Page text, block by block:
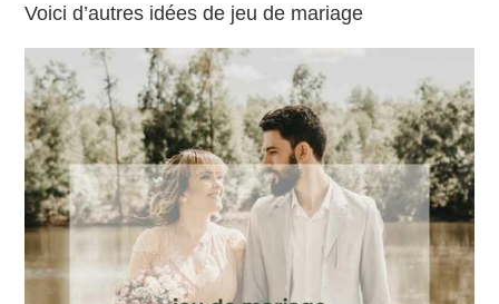
Voici d’autres idées de jeu de mariage